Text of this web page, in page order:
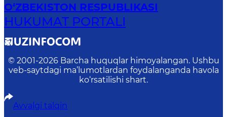
O‘ZBEKISTON RESPUBLIKASI
HUKUMAT PORTALI
© 2001-2026 Barcha huquqlar himoyalangan. Ushbu
veb-saytdagi ma’lumotlardan foydalanganda havola
ko‘rsatilishi shart.
Avvalgi talqin